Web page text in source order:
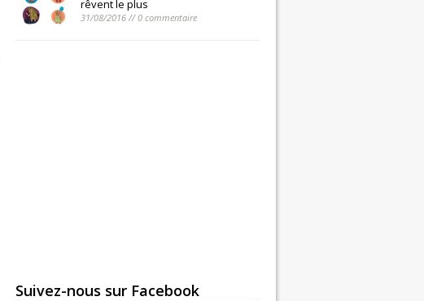
rêvent le plus
31/08/2016 // 0 commentaire
Suivez-nous sur Facebook